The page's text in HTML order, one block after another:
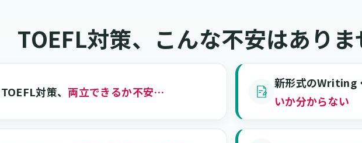
TOEFL対策、 こんな不安はあり
対策、両立できるか不安…
新形式のWriting
いか分からない